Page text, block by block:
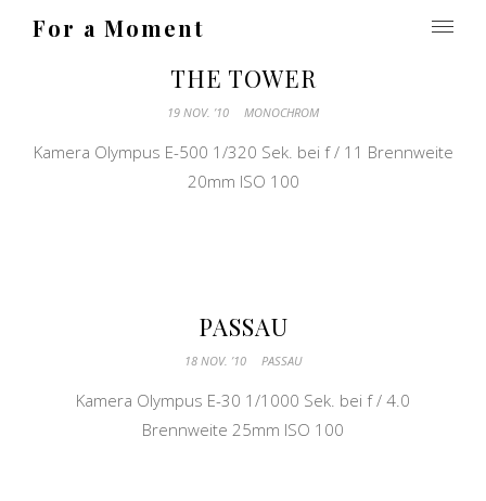
For a Moment
THE TOWER
19 NOV. ’10 MONOCHROM
Kamera Olympus E-500 1/320 Sek. bei f / 11 Brennweite
20mm ISO 100
PASSAU
18 NOV. ’10 PASSAU
Kamera Olympus E-30 1/1000 Sek. bei f / 4.0
Brennweite 25mm ISO 100